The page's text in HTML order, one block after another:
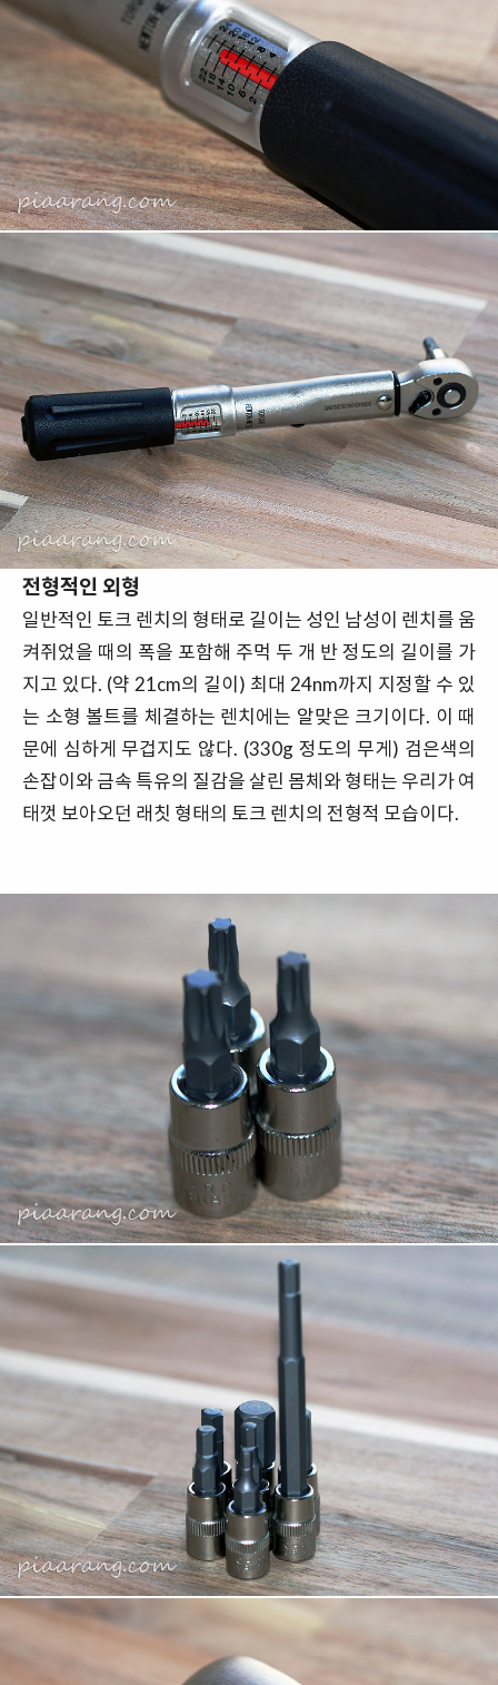
전형적인 외형
일반적인 토크 렌치의 형태로 길이는 성인 남성이 렌치를 움
켜쥐었을 때의 폭을 포함해 주먹 두 개 반 정도의 길이를 가
지고 있다. (약 21cm의 길이) 최대 24nm까지 지정할 수 있
는 소형 볼트를 체결하는 렌치에는 알맞은 크기이다. 이 때
문에 심하게 무겁지도 않다. (330g 정도의 무게) 검은색의
손잡이와 금속 특유의 질감을 살린 몸체와 형태는 우리가 여
태껏 보아오던 래칫 형태의 토크 렌치의 전형적 모습이다.